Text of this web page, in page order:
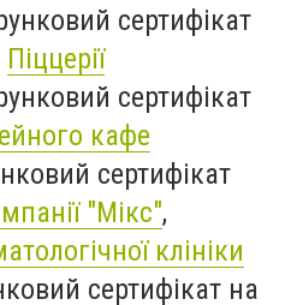
сертифікат
Піццерії
сертифікат
кафе
сертифікат
"Мікс",
клініки
сертифікат на